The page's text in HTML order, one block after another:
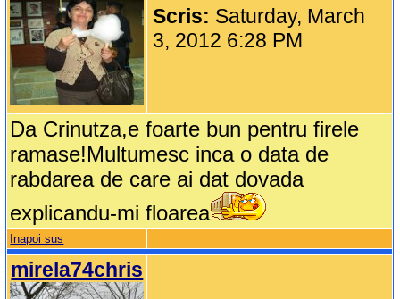
Scris: Saturday, March
3, 2012 6:28 PM
Da Crinutza,e foarte bun pentru firele
ramase!Multumesc inca o data de
rabdarea de care ai dat dovada
explicandu-mi floarea
Inapoi sus
mirela74chris